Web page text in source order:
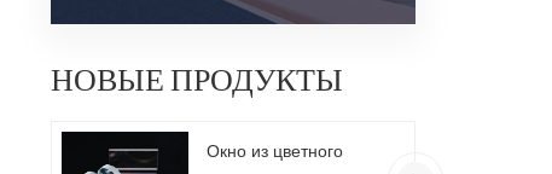
НОВЫЕ ПРОДУКТЫ
Окно из цветного